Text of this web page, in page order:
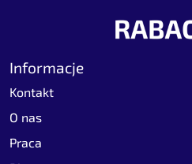
Informacje
Kontakt
O nas
Praca